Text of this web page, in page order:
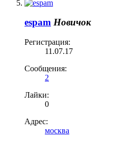
espam Новичок
Регистрация:
11.07.17
Сообщения:
2
Лайки:
0
Адрес:
москва